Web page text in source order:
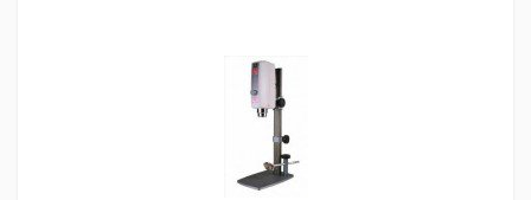
Диспергирующие агрегаты: диам. 3, 5, 7 и 12 мм и диам.
Диапазон скорости: бесступенчато до 30000 мин -1
Размеры привода (Д х Ш х В): 157 х 76 х 236 мм
Протестирован: IEC/EN61326-1/IEC/EN 61000-6-
2/EN 61000-6-4 IEC/EN 61010-2-51